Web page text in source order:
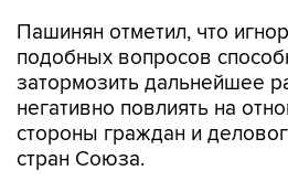
Пашинян отметил, что
подобных вопросов
затормозить дальнейшее
негативно повлиять на
стороны граждан и
стран Союза.